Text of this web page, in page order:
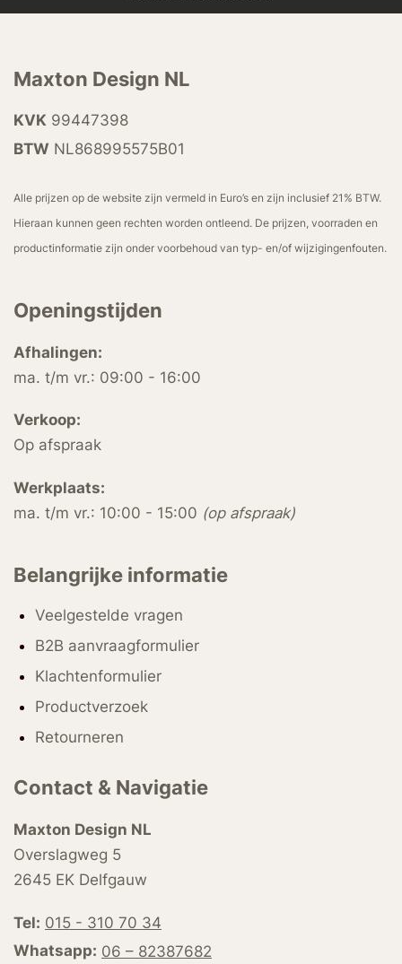
Maxton Design NL
KVK 99447398
BTW NL868995575B01
Alle prijzen op de website zijn vermeld in Euro’s en zijn inclusief 21% BTW.
Hieraan kunnen geen rechten worden ontleend. De prijzen, voorraden en
productinformatie zijn onder voorbehoud van typ- en/of wijzigingenfouten.
Openingstijden
Afhalingen:
ma. t/m vr.: 09:00 - 16:00
Verkoop:
Op afspraak
Werkplaats:
ma. t/m vr.: 10:00 - 15:00 (op afspraak)
Belangrijke informatie
Veelgestelde vragen
B2B aanvraagformulier
Klachtenformulier
Productverzoek
Retourneren
Contact & Navigatie
Maxton Design NL
Overslagweg 5
2645 EK Delfgauw
Tel: 015 - 310 70 34
Whatsapp: 06 – 82387682